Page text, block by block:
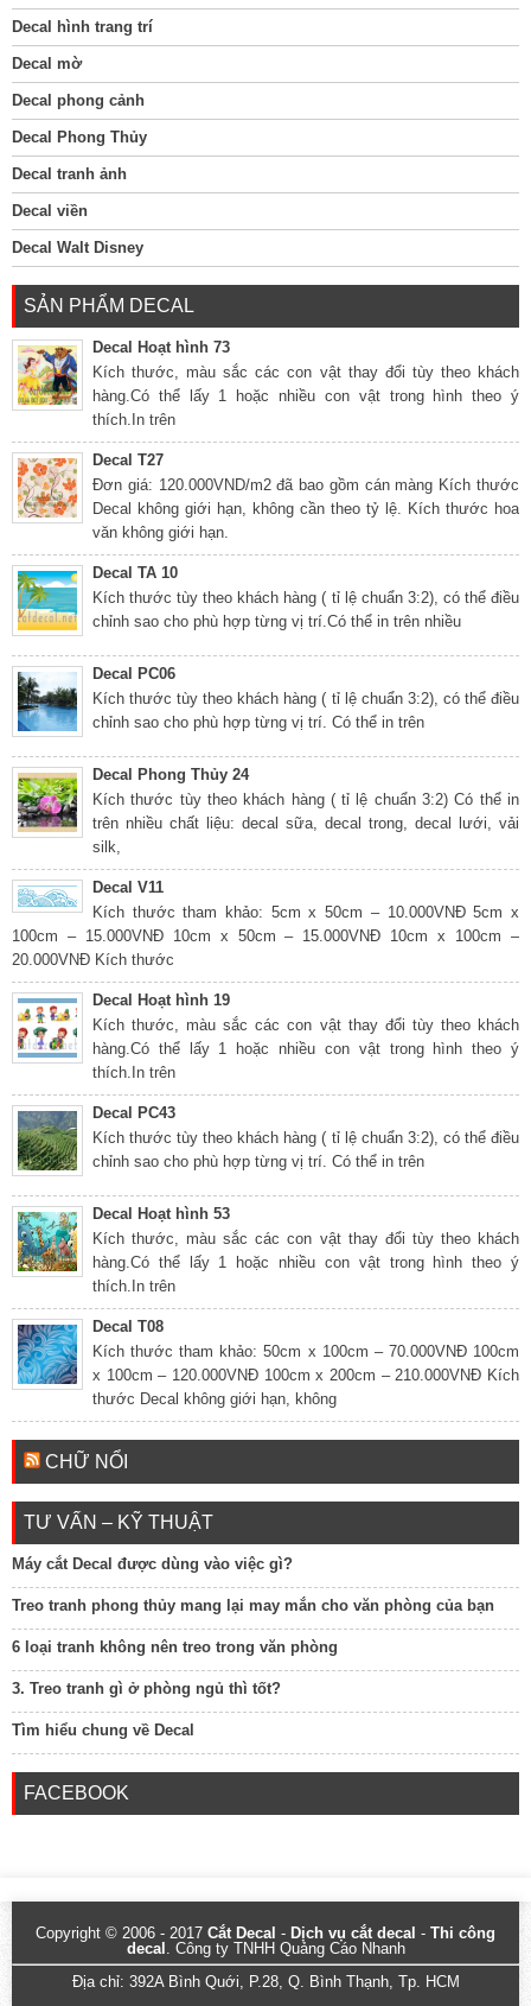
Decal hình trang trí
Decal mờ
Decal phong cảnh
Decal Phong Thủy
Decal tranh ảnh
Decal viền
Decal Walt Disney
SẢN PHẨM DECAL
Decal Hoạt hình 73
Kích thước, màu sắc các con vật thay đổi tùy theo khách
hàng.Có thể lấy 1 hoặc nhiều con vật trong hình theo ý
thích.In trên
Decal T27
Đơn giá: 120.000VND/m2 đã bao gồm cán màng Kích thước
Decal không giới hạn, không cần theo tỷ lệ. Kích thước hoa
văn không giới hạn.
Decal TA 10
Kích thước tùy theo khách hàng ( tỉ lệ chuẩn 3:2), có thể điều
chỉnh sao cho phù hợp từng vị trí.Có thể in trên nhiều
Decal PC06
Kích thước tùy theo khách hàng ( tỉ lệ chuẩn 3:2), có thể điều
chỉnh sao cho phù hợp từng vị trí. Có thể in trên
Decal Phong Thủy 24
Kích thước tùy theo khách hàng ( tỉ lệ chuẩn 3:2) Có thể in
trên nhiều chất liệu: decal sữa, decal trong, decal lưới, vải
silk,
Decal V11
Kích thước tham khảo: 5cm x 50cm – 10.000VNĐ 5cm x
100cm – 15.000VNĐ 10cm x 50cm – 15.000VNĐ 10cm x 100cm –
20.000VNĐ Kích thước
Decal Hoạt hình 19
Kích thước, màu sắc các con vật thay đổi tùy theo khách
hàng.Có thể lấy 1 hoặc nhiều con vật trong hình theo ý
thích.In trên
Decal PC43
Kích thước tùy theo khách hàng ( tỉ lệ chuẩn 3:2), có thể điều
chỉnh sao cho phù hợp từng vị trí. Có thể in trên
Decal Hoạt hình 53
Kích thước, màu sắc các con vật thay đổi tùy theo khách
hàng.Có thể lấy 1 hoặc nhiều con vật trong hình theo ý
thích.In trên
Decal T08
Kích thước tham khảo: 50cm x 100cm – 70.000VNĐ 100cm
x 100cm – 120.000VNĐ 100cm x 200cm – 210.000VNĐ Kích
thước Decal không giới hạn, không
CHỮ NỔI
TƯ VẤN – KỸ THUẬT
Máy cắt Decal được dùng vào việc gì?
Treo tranh phong thủy mang lại may mắn cho văn phòng của bạn
6 loại tranh không nên treo trong văn phòng
3. Treo tranh gì ở phòng ngủ thì tốt?
Tìm hiểu chung về Decal
FACEBOOK
Copyright © 2006 - 2017 Cắt Decal - Dịch vụ cắt decal - Thi công
decal . Công ty TNHH Quảng Cáo Nhanh
Địa chỉ: 392A Bình Quới, P.28, Q. Bình Thạnh, Tp. HCM